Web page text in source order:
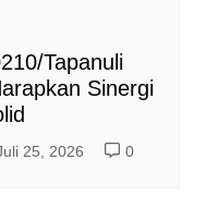
Tapanuli
Sinergi
25, 2026 0